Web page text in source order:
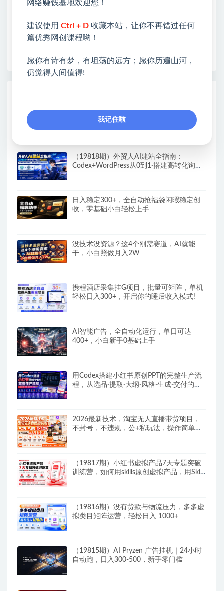
开启网络之门，广受好评！
❤如果您也依存于互联网，欢迎加入本站会员，将尽
AI一人内容公司30天实战训练营，让Codex
Agent自动参与内容创作持续做出更像你、
更有竞争力的内容
（19818期）外贸人AI建站全指南：
Codex+WordPress从0到1·搭建高转化询盘
日入稳定300+，全自动抢福袋闲暇稳定创
收，零基础小白轻松上手
没技术没资源？这4个刚需赛道，AI就能
干，小白照做月入2W
携程酒店采集挂G项目，批量可矩阵，单机
轻松日入300+，开启你的睡后收入模式!
AI智能广告，全自动化运行，单日可达
400+，小白新手0基础上手
用Codex搭建小红书原创PPT的完整生产流
程，从选品·提取·大纲·风格·生成·交付的九
2026最新技术，淘宝无人直播带货项目，
不封号，不违规，公+私玩法，操作简单，
（19817期）小红书虚拟产品7天专题突破
训练营，如何用skills原创虚拟产品，用Skil
（19816期）没有货款与物流压力，多多虚
拟类目矩阵运营，轻松日入 1000+
（19815期）AI Pryzen 广告挂机｜24小时
自动跑，日入300-500，新手零门槛
网络赚钱基地欢迎您！
建议使用 Ctrl + D 收藏本站，让你不再错过任何
篇优秀网创课程哟！
愿你有诗有梦，有坦荡的远方；愿你历遍山河，
仍觉得人间值得!
我记住啦